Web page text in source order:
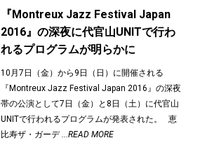
『Montreux Jazz Festival Japan
2016』の深夜に代官山UNITで行わ
れるプログラムが明らかに
10月7日（金）から9日（日）に開催される
『Montreux Jazz Festival Japan 2016』の深夜
帯の公演として7日（金）と8日（土）に代官山
UNITで行われるプログラムが発表された。 恵
比寿ザ・ガーデ...READ MORE